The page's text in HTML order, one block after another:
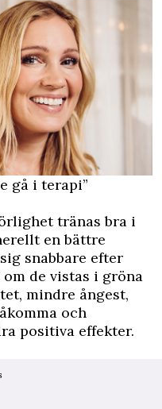
gå i terapi”
tränas bra i
en bättre
snabbare efter
de vistas i gröna
mindre ångest,
och
positiva effekter.